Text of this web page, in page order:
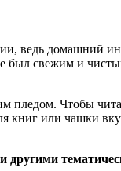
ведь домашний
был свежим и
пледом. Чтобы
книг или чашки
другими